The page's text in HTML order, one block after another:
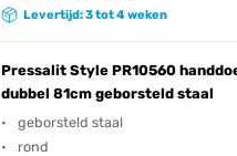
Levertijd: 3 tot 4 weken
Pressalit Style PR10560
dubbel 81cm geborsteld staal
geborsteld staal
rond